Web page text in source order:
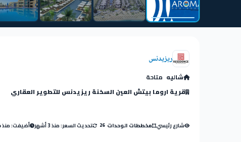
ريزيدنس
شاليه متاحة
قرية اروما بيتش العين السخنة ريزيدنس للتطوير العقاري
شارع رئيسي مخططات الوحدات 26 تحديث السعر: منذ 3 أشهر أضيفت: منذ 4 سنوات